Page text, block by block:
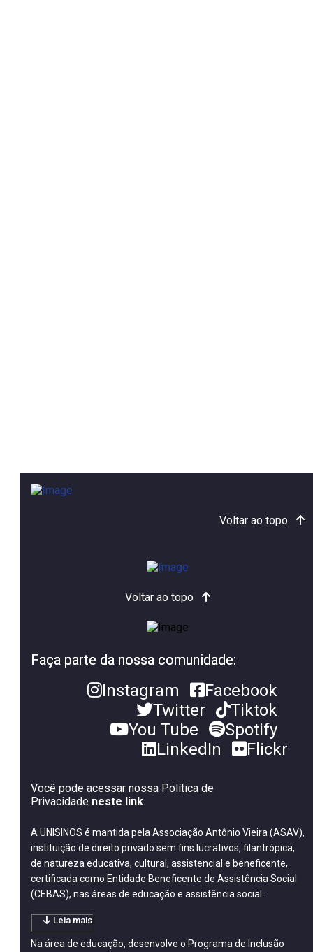
Voltar ao topo
Voltar ao topo
Faça parte da nossa comunidade:
Instagram
Facebook
Twitter
Tiktok
You Tube
Spotify
LinkedIn
Flickr
Você pode acessar nossa Política de
Privacidade neste link.
A UNISINOS é mantida pela Associação Antônio Vieira (ASAV),
instituição de direito privado sem fins lucrativos, filantrópica,
de natureza educativa, cultural, assistencial e beneficente,
certificada como Entidade Beneficente de Assistência Social
(CEBAS), nas áreas de educação e assistência social.
Leia mais
Na área de educação, desenvolve o Programa de Inclusão